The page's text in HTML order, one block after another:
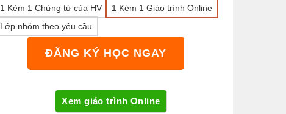
1 Kèm 1 Chứng từ của HV
1 Kèm 1 Giáo trình Online
Lớp nhóm theo yêu cầu
ĐĂNG KÝ HỌC NGAY